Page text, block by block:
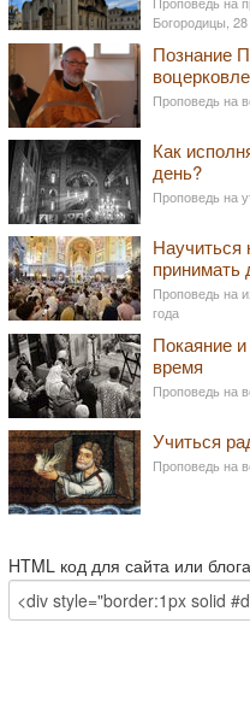
Богородицы, 28
Познание
Проповедь на
Как
день?
Проповедь на
Научиться
принимать
Проповедь на
года
Покаяние
время
Проповедь на
Учиться
Проповедь на
HTML код для сайта или